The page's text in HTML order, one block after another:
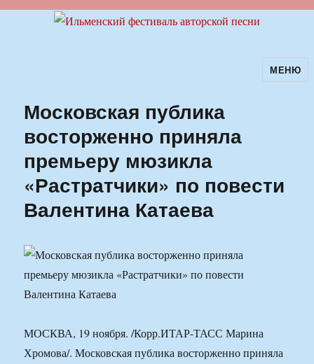
Ильменский фестиваль авторскойМЕНЮ
Московская публика
восторженно приняла
премьеру мюзикла
«Растратчики» по повести
Валентина Катаева
МОСКВА, 19 ноября. /Корр.ИТАР-ТАСС Марина
Хромова/. Московская публика восторженно приняла